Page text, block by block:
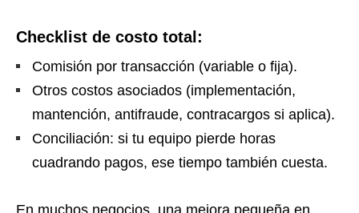
Checklist de costo total:
Comisión por transacción (variable o fija).
Otros costos asociados (implementación,
mantención, antifraude, contracargos si aplica).
Conciliación: si tu equipo pierde horas
cuadrando pagos, ese tiempo también cuesta.